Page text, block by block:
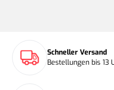
Schneller Versand
Bestellungen bis 13